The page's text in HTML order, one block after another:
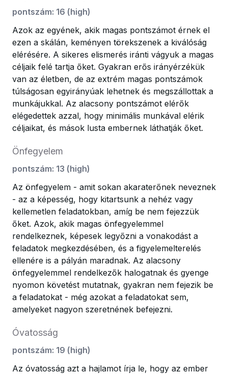
pontszám: 16 (high)
Azok az egyének, akik magas pontszámot érnek el
ezen a skálán, keményen törekszenek a kiválóság
elérésére. A sikeres elismerés iránti vágyuk a magas
céljaik felé tartja őket. Gyakran erős irányérzékük
van az életben, de az extrém magas pontszámok
túlságosan egyirányúak lehetnek és megszállottak a
munkájukkal. Az alacsony pontszámot elérők
elégedettek azzal, hogy minimális munkával elérik
céljaikat, és mások lusta embernek láthatják őket.
Önfegyelem
pontszám: 13 (high)
Az önfegyelem - amit sokan akaraterőnek neveznek
- az a képesség, hogy kitartsunk a nehéz vagy
kellemetlen feladatokban, amíg be nem fejezzük
őket. Azok, akik magas önfegyelemmel
rendelkeznek, képesek legyőzni a vonakodást a
feladatok megkezdésében, és a figyelemelterelés
ellenére is a pályán maradnak. Az alacsony
önfegyelemmel rendelkezők halogatnak és gyenge
nyomon követést mutatnak, gyakran nem fejezik be
a feladatokat - még azokat a feladatokat sem,
amelyeket nagyon szeretnének befejezni.
Óvatosság
pontszám: 19 (high)
Az óvatosság azt a hajlamot írja le, hogy az ember